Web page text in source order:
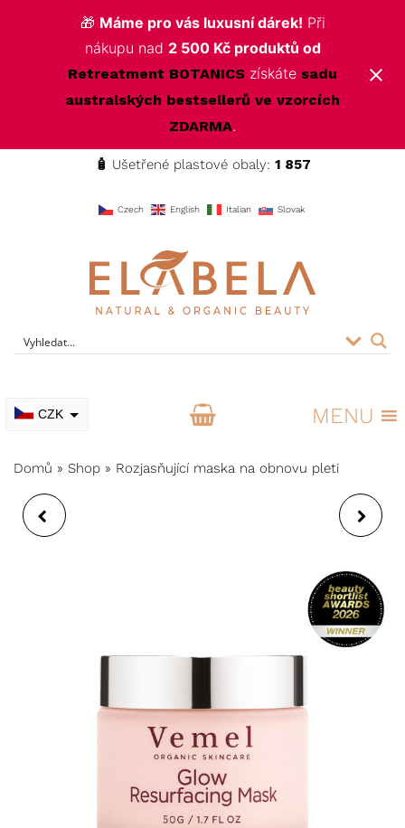
🎁 Máme pro vás luxusní dárek! Při
nákupu nad 2 500 Kč produktů od
Retreatment BOTANICS získáte sadu
australských bestsellerů ve vzorcích
ZDARMA.
🧴 Ušetřené plastové obaly: 1 857
Czech English Italian Slovak
ELABELA Beauty Kvalitní kosmetika pro vás
CZK MENU
Domů » Shop » Rozjasňující maska na obnovu pleti